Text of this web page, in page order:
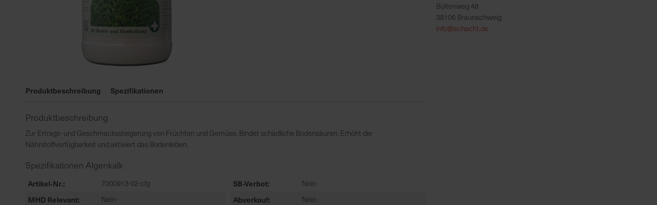
der
springen
Produktbeschreibung Spezifikationen
Produktbeschreibung
Zur Ertrags- und Geschmackssteigerung von Früchten und Gemüse. Bindet schädliche Bodensäuren. Erhöht die
Nährstoffverfügbarkeit und aktiviert das Bodenleben.
Spezifikationen Algenkalk
Artikel-Nr. 7000913-02-cfg SB-Verbot Nein
MHD Relevant Nein Abverkauf Nein
Bültenweg 48
38106 Braunschweig
info@schacht.de